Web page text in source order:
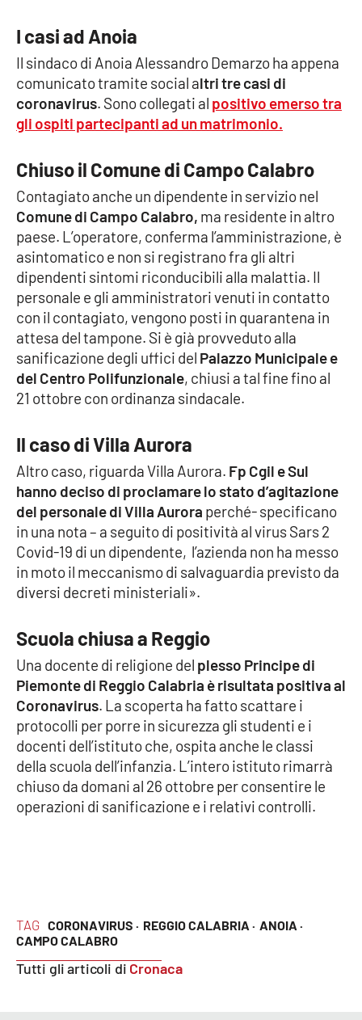
Politica
Sanità
Società
Sport
RUBRICHE
Good Morning Vietnam
Parchi Marini Calabria
Leggendo Alvaro insieme
Imprese Di Calabria
Le perfidie di Antonella Grippo
Venti di comunicazione
STREAMING
LaC Network
LaC OnAir
EDIZIONI
LOCALI
Catanzaro
Reggio Calabria
Cosenza
TAG CORONAVIRUS · REGGIO CALABRIA · ANOIA ·
CAMPO CALABRO
Tutti gli articoli di Cronaca
I casi ad Anoia
Il sindaco di Anoia Alessandro Demarzo ha appena
comunicato tramite social altri tre casi di
coronavirus. Sono collegati al positivo emerso tra
gli ospiti partecipanti ad un matrimonio.
Chiuso il Comune di Campo Calabro
Contagiato anche un dipendente in servizio nel
Comune di Campo Calabro, ma residente in altro
paese. L’operatore, conferma l’amministrazione, è
asintomatico e non si registrano fra gli altri
dipendenti sintomi riconducibili alla malattia. Il
personale e gli amministratori venuti in contatto
con il contagiato, vengono posti in quarantena in
attesa del tampone. Si è già provveduto alla
sanificazione degli uffici del Palazzo Municipale e
del Centro Polifunzionale, chiusi a tal fine fino al
21 ottobre con ordinanza sindacale.
Il caso di Villa Aurora
Altro caso, riguarda Villa Aurora. Fp Cgil e Sul
hanno deciso di proclamare lo stato d’agitazione
del personale di Villa Aurora perché- specificano
in una nota – a seguito di positività al virus Sars 2
Covid-19 di un dipendente, l’azienda non ha messo
in moto il meccanismo di salvaguardia previsto da
diversi decreti ministeriali».
Scuola chiusa a Reggio
Una docente di religione del plesso Principe di
Piemonte di Reggio Calabria è risultata positiva al
Coronavirus. La scoperta ha fatto scattare i
protocolli per porre in sicurezza gli studenti e i
docenti dell’istituto che, ospita anche le classi
della scuola dell’infanzia. L’intero istituto rimarrà
chiuso da domani al 26 ottobre per consentire le
operazioni di sanificazione e i relativi controlli.